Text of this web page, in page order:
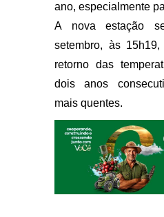
ano, especialmente
A nova estação
setembro, às
retorno das
dois anos
mais quentes.